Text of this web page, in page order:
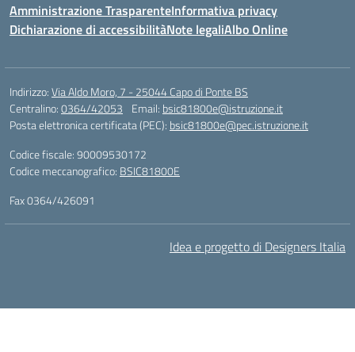
Amministrazione TrasparenteInformativa privacy
Dichiarazione di accessibilitàNote legaliAlbo Online
Indirizzo:Via Aldo Moro, 7 - 25044 Capo di Ponte BS
Centralino:0364/42053 Email: bsic81800e@istruzione.it
Posta elettronica certificata (PEC): bsic81800e@pec.istruzione.it
Codice fiscale: 90009530172
Codice meccanografico: BSIC81800E
Fax 0364/426091
Idea e progetto di Designers Italia